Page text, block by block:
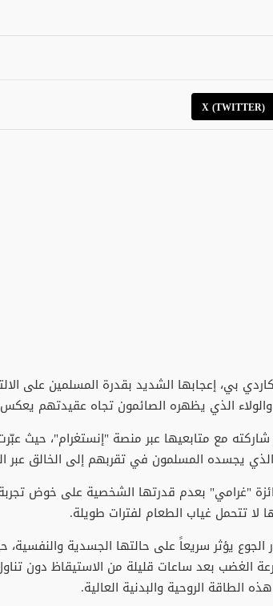
X (TWITTER)
كاردي بي، إعجابها الشديد بقدرة المسلمين على
الذي يظهره الصائمون تجاه عقيدتهم يعكس
مع متابعيها عبر منصة "إنستغرام"، حيث
يجسده المسلمون في تقربهم إلى الخالق عبر
"غرامي" بعدم قدرتها الشخصية على خوض
تتحمل غياب الطعام لفترات طويلة.
يؤثر سريعاً على حالتها الجسدية والنفسية،
الغضب بعد ساعات قليلة من الاستيقاظ دون
الطاقة الروحية والبدنية العالية.